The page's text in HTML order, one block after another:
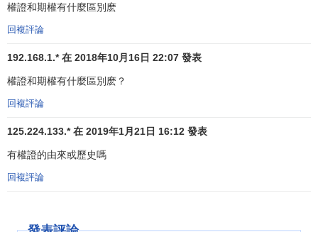
於權證的行使價格，則權證持有人會要求從發行人處購買股
票，而發行人則通過增發的形式滿足權證持有人的需求。
權證的基本要素
(1）發行人
股本權證
權證和期權有什麼區別麽
回複評論
192.168.1.* 在 2018年10月16日 22:07 發表
權證和期權有什麼區別麽？
回複評論
125.224.133.* 在 2019年1月21日 16:12 發表
有權證的由來或歷史嗎
回複評論